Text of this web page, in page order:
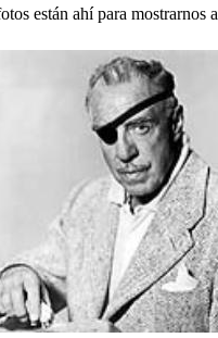
están ahí para mostrarnos